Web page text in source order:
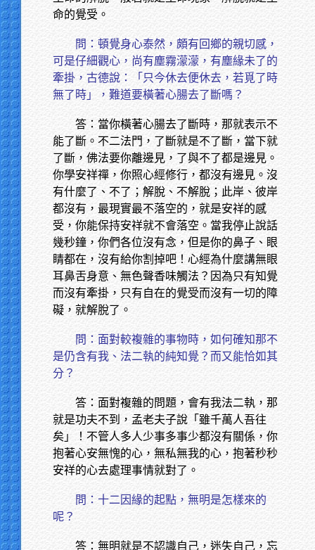
命的覺受。
問：頓覺身心泰然，頗有回鄉的親切感，
可是仔細觀心，尚有塵霧濛濛，有塵緣未了的
牽掛，古德說：「只今休去便休去，若覓了時
無了時」，難道要橫著心腸去了斷嗎？
答：當你橫著心腸去了斷時，那就表示不
能了斷。不二法門，了斷就是不了斷，當下就
了斷，佛法要你離邊見，了與不了都是邊見。
你學安祥禪，你照心經修行，都沒有邊見。沒
有什麼了、不了；解脫、不解脫；此岸、彼岸
都沒有，最現實最不落空的，就是安祥的感
受，你能保持安祥就不會落空。當我停止說話
幾秒鐘，你們各位沒有念，但是你的鼻子、眼
睛都在，沒有給你割掉吧！心經為什麼講無眼
耳鼻舌身意、無色聲香味觸法？因為只有知覺
而沒有牽掛，只有自在的覺受而沒有一切的障
礙，就解脫了。
問：面對較複雜的事物時，如何確知那不
是仍含有我、法二執的純知覺？而又能恰如其
分？
答：面對複雜的問題，會有我法二執，那
就是功夫不到，孟老夫子說「雖千萬人吾往
矣」！不管人多人少事多事少都沒有關係，你
抱著心安無愧的心，無私無我的心，抱著秒秒
安祥的心去處理事情就對了。
問：十二因緣的起點，無明是怎樣來的
呢？
答：無明就是不認識自己，迷失自己，忘